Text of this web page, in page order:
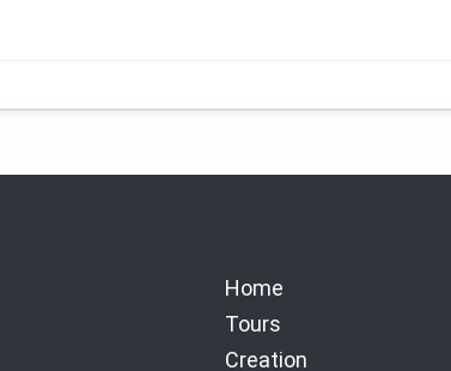
Home
Tours
Creation